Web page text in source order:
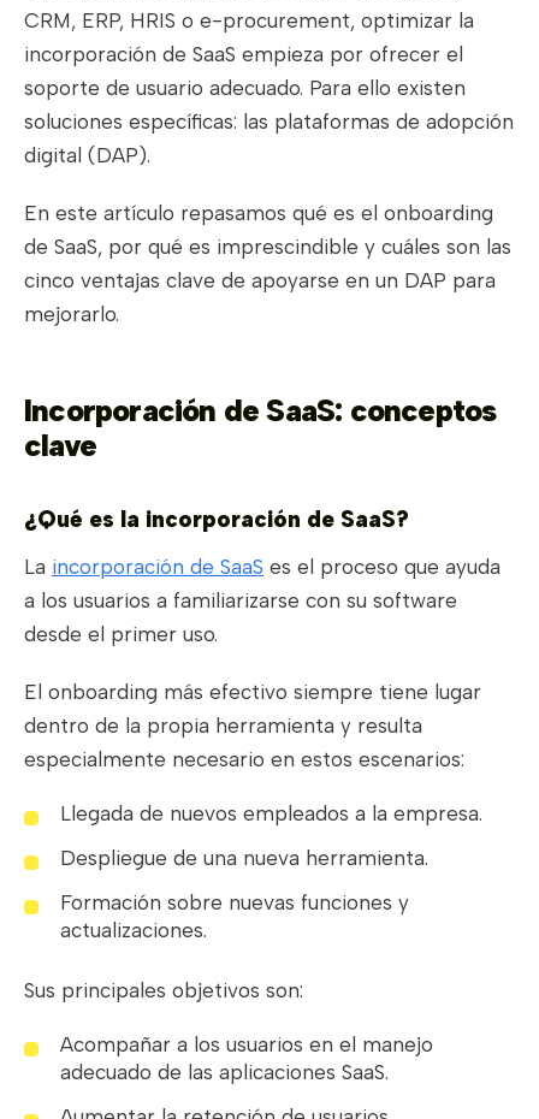
CRM, ERP, HRIS o e-procurement, optimizar la
incorporación de SaaS empieza por ofrecer el
soporte de usuario adecuado. Para ello existen
soluciones específicas: las plataformas de adopción
digital (DAP).
En este artículo repasamos qué es el onboarding
de SaaS, por qué es imprescindible y cuáles son las
cinco ventajas clave de apoyarse en un DAP para
mejorarlo.
Incorporación de SaaS: conceptos
clave
¿Qué es la incorporación de SaaS?
La incorporación de SaaS es el proceso que ayuda
a los usuarios a familiarizarse con su software
desde el primer uso.
El onboarding más efectivo siempre tiene lugar
dentro de la propia herramienta y resulta
especialmente necesario en estos escenarios:
Llegada de nuevos empleados a la empresa.
Despliegue de una nueva herramienta.
Formación sobre nuevas funciones y
actualizaciones.
Sus principales objetivos son:
Acompañar a los usuarios en el manejo
adecuado de las aplicaciones SaaS.